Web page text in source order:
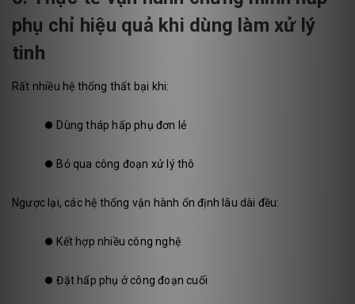
phụ chỉ hiệu quả khi dùng làm xử lý
tinh
Rất nhiều hệ thống thất bại khi:
⏺️ Dùng tháp hấp phụ đơn lẻ
⏺️ Bỏ qua công đoạn xử lý thô
Ngược lại, các hệ thống vận hành ổn định lâu dài đều:
⏺️ Kết hợp nhiều công nghệ
⏺️Đặt hấp phụ ở công đoạn cuối